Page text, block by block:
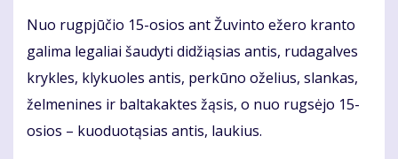
Nuo rug­pjū­čio 15-osios ant Žu­vin­to eže­ro kran­to
ga­li­ma le­ga­liai šau­dy­ti di­dži­ą­sias an­tis, ru­da­gal­ves
kryk­les, kly­kuo­les an­tis, per­kū­no ože­lius, slan­kas,
žel­me­ni­nes ir bal­ta­kak­tes žą­sis, o nuo rug­sė­jo 15-
osios – kuo­duo­tą­sias an­tis, lau­kius.